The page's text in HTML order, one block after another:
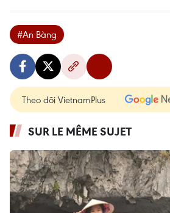
#An Bàng
Theo dõi VietnamPlus
SUR LE MÊME SUJET